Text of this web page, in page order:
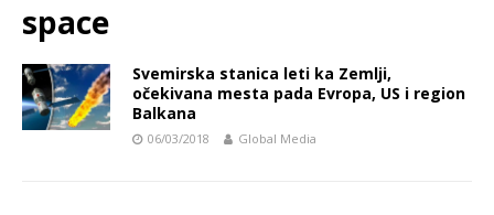
space
Svemirska stanica leti ka Zemlji,
očekivana mesta pada Evropa, US i region
Balkana
06/03/2018 Global Media